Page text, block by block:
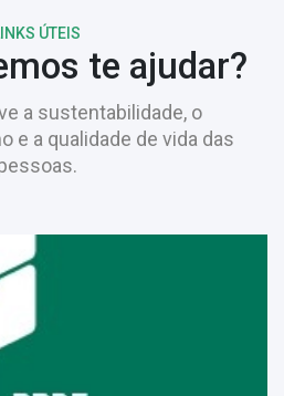
ÚTEIS
te ajudar?
a sustentabilidade, o
e a qualidade de vida das